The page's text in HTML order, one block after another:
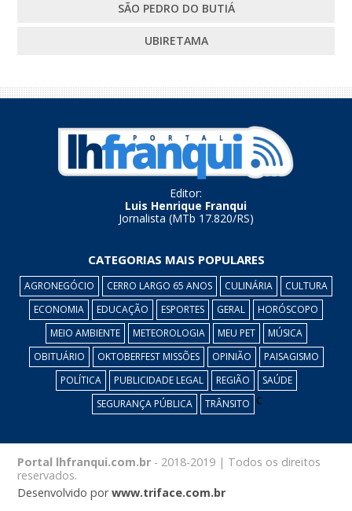
SÃO PEDRO DO BUTIÁ
UBIRETAMA
Editor:
Luis Henrique Franqui
Jornalista (MTb 17.820/RS)
CATEGORIAS MAIS POPULARES
AGRONEGÓCIO CERRO LARGO 65 ANOS CULINÁRIA
CULTURA
ECONOMIA
EDUCAÇÃO ESPORTES GERAL
HORÓSCOPO
MEIO AMBIENTE
METEOROLOGIA MEU PET
MÚSICA
OBITUÁRIO
OKTOBERFEST MISSÕES OPINIÃO
PAISAGISMO
POLÍTICA
PUBLICIDADE LEGAL REGIÃO
SAÚDE
SEGURANÇA PÚBLICA
TRÂNSITO c
Portal lhfranqui.com.br - 2018-2019 | Todos os direitos
reservados.
Desenvolvido porwww.triface.com.br